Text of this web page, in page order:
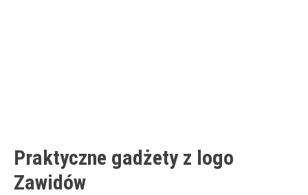
Praktyczne gadżety z logo
Zawidów